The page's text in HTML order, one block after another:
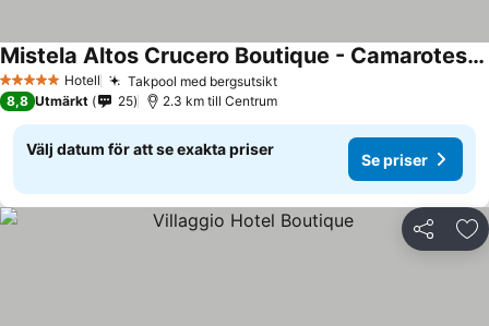
5 Stjärnor Hotell Takpool med bergsutsiktSe priser
Mistela Altos Crucero Boutique - Camarotes temáticos - Zona Residencial Ciudad - Viajes al Aeropuerto -
Se priser
8,8 Utmärkt 25 2.3 km till Centrum
Välj datum för att se exakta priser
Se priser
Dela